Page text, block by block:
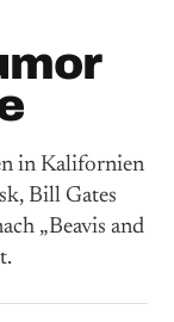
in Kalifornien
Bill Gates
„Beavis and